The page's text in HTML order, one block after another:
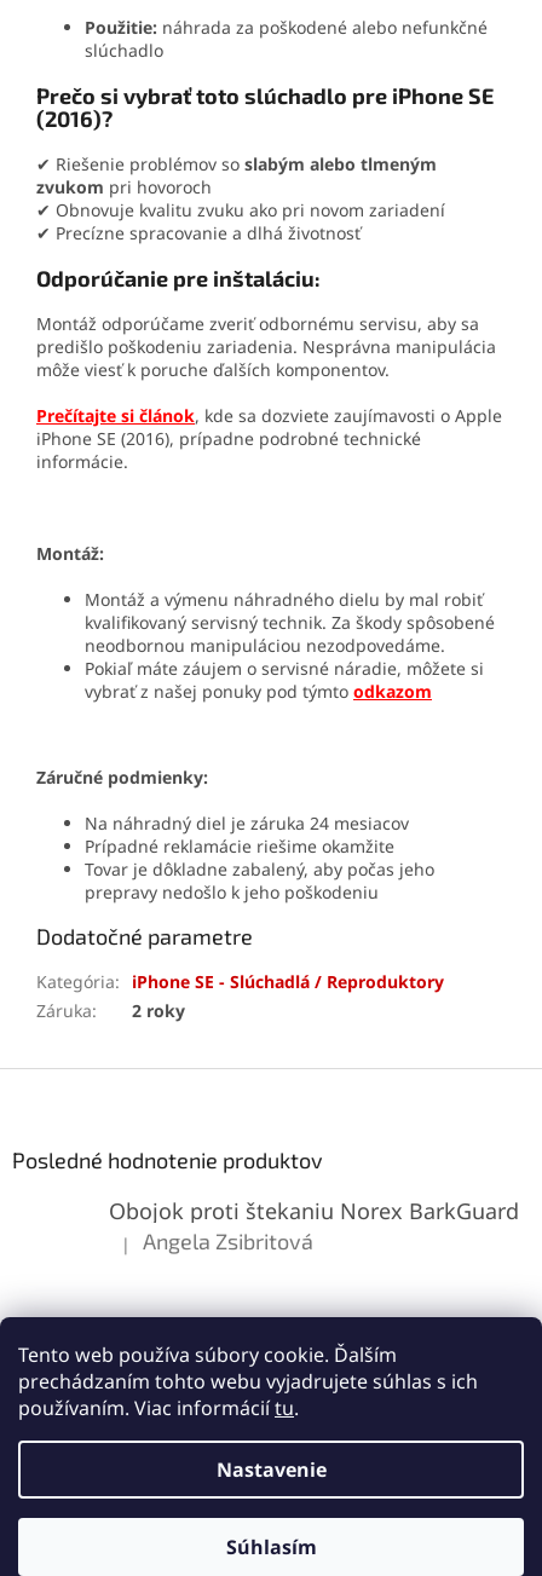
Tento web používa súbory cookie. Ďalším
prechádzaním tohto webu vyjadrujete súhlas s ich
používaním. Viac informáciítu.
Nastavenie
Súhlasím
Použitie: náhrada za poškodené alebo nefunkčné
slúchadlo
Prečo si vybrať toto slúchadlo pre iPhone SE
(2016)?
✔ Riešenie problémov so slabým alebo tlmeným
zvukom pri hovoroch
✔ Obnovuje kvalitu zvuku ako pri novom zariadení
✔ Precízne spracovanie a dlhá životnosť
Odporúčanie pre inštaláciu:
Montáž odporúčame zveriť odbornému servisu, aby sa
predišlo poškodeniu zariadenia. Nesprávna manipulácia
môže viesť k poruche ďalších komponentov.
Prečítajte si článok, kde sa dozviete zaujímavosti o Apple
iPhone SE (2016), prípadne podrobné technické
informácie.
Montáž:
Montáž a výmenu náhradného dielu by mal robiť
kvalifikovaný servisný technik. Za škody spôsobené
neodbornou manipuláciou nezodpovedáme.
Pokiaľ máte záujem o servisné náradie, môžete si
vybrať z našej ponuky pod týmto odkazom
Záručné podmienky:
Na náhradný diel je záruka 24 mesiacov
Prípadné reklamácie riešime okamžite
Tovar je dôkladne zabalený, aby počas jeho
prepravy nedošlo k jeho poškodeniu
Dodatočné parametre
Kategória:
iPhone SE - Slúchadlá / Reproduktory
Záruka: 2 roky
Posledné hodnotenie produktov
Obojok proti štekaniu Norex BarkGuard
Hodnotenie produktu je 5 z 5 hviezdičiek.
| Angela Zsibritová
Vytvoril Shoptet
Copyright 2026Lemes.sk. Všetky práva vyhradené.Upraviť
nastavenie cookies